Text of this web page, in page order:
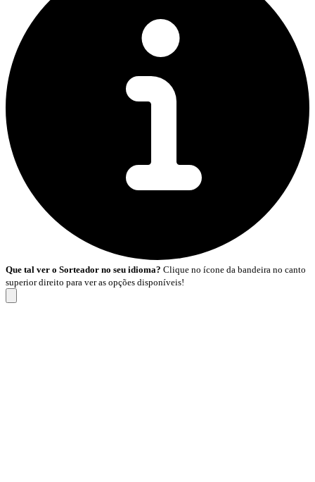
Que tal ver o Sorteador no seu idioma? Clique no ícone da bandeira no canto
superior direito para ver as opções disponíveis!